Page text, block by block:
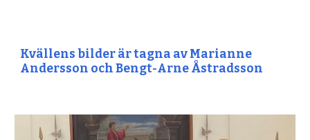
Kvällens bilder är tagna av Marianne
Andersson och Bengt-Arne Åstradsson